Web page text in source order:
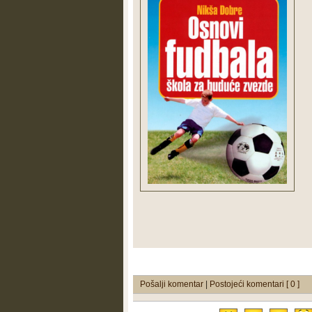
Pošalji komentar Postojeći komentari [ 0 ]